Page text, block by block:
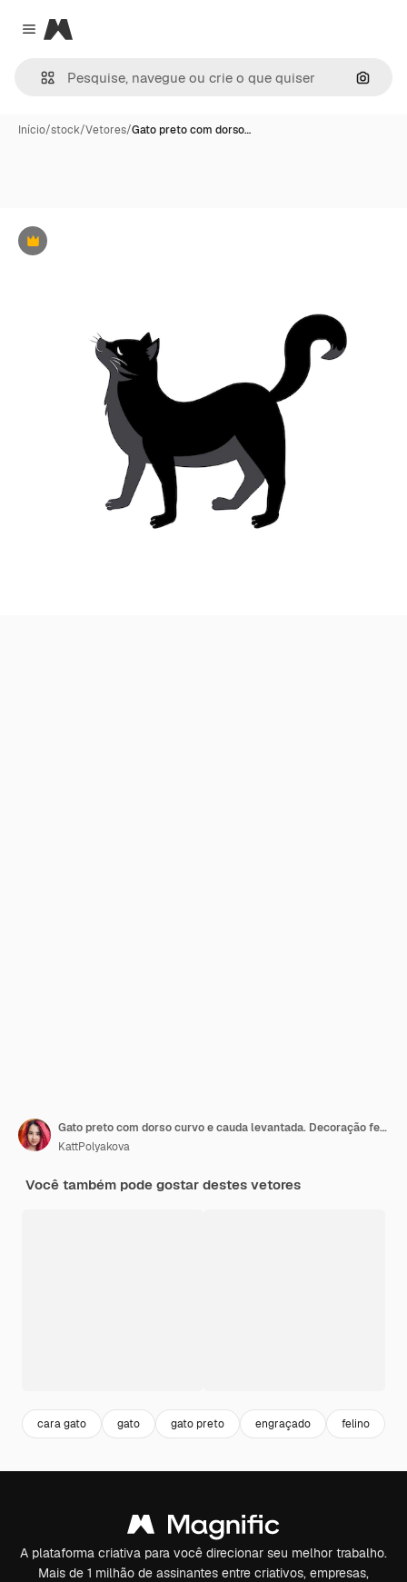
Close menu
Magnific
Início/stock/Vetores/Gato preto com dorso…
Premium
Gato preto com dorso curvo e cauda levantada. Decoração festiva de animais para o Halloween, feriado de outono e design
KattPolyakova
Você também pode gostar destes vetores
cara gato gato gato preto engraçado felino
A plataforma criativa para você direcionar seu melhor trabalho.
Mais de 1 milhão de assinantes entre criativos, empresas,